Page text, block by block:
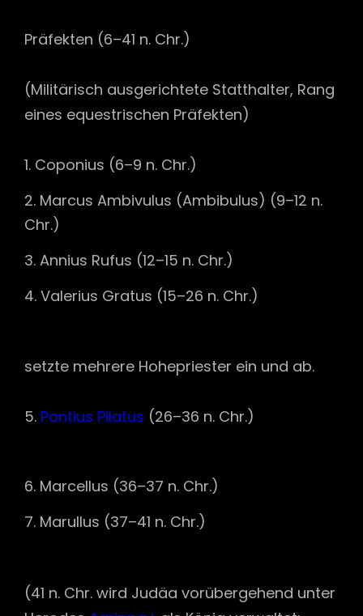
Präfekten (6–41 n. Chr.)
(Militärisch ausgerichtete Statthalter, Rang
eines equestrischen Präfekten)
Coponius (6–9 n. Chr.)
Marcus Ambivulus (Ambibulus) (9–12 n.
Chr.)
Annius Rufus (12–15 n. Chr.)
Valerius Gratus (15–26 n. Chr.)
setzte mehrere Hohepriester ein und ab.
Pontius Pilatus (26–36 n. Chr.)
Marcellus (36–37 n. Chr.)
Marullus (37–41 n. Chr.)
(41 n. Chr. wird Judäa vorübergehend unter